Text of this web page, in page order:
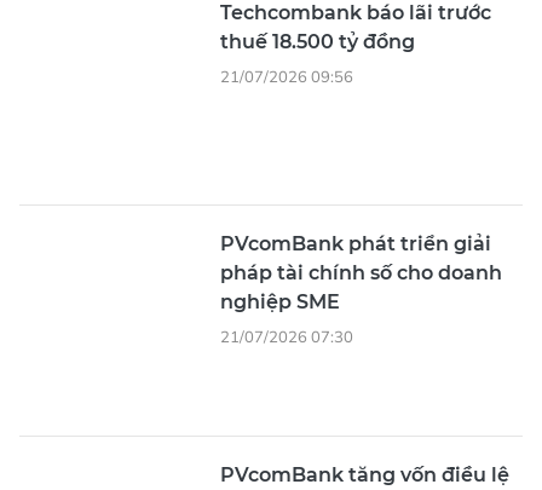
Techcombank báo lãi trước
thuế 18.500 tỷ đồng
21/07/2026 09:56
PVcomBank phát triển giải
pháp tài chính số cho doanh
nghiệp SME
21/07/2026 07:30
PVcomBank tăng vốn điều lệ